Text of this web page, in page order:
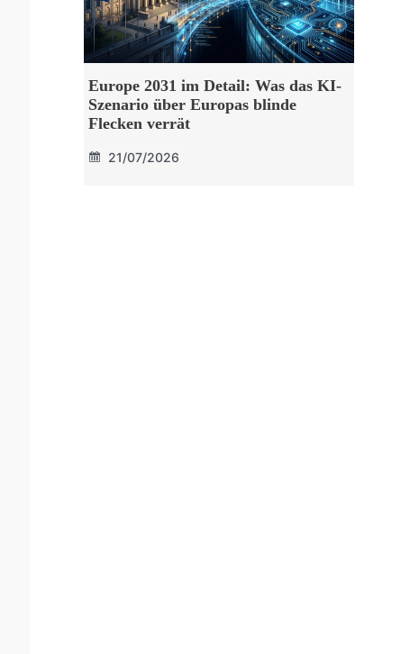
Europe 2031 im Detail: Was das KI-
Szenario über Europas blinde
Flecken verrät
21/07/2026